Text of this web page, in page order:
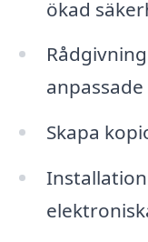
ökad
Skapa